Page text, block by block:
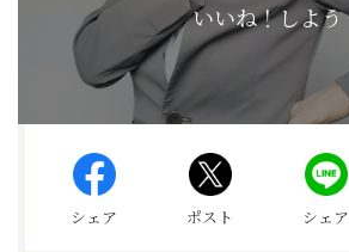
いいね！しよう
シェア ポスト シェア